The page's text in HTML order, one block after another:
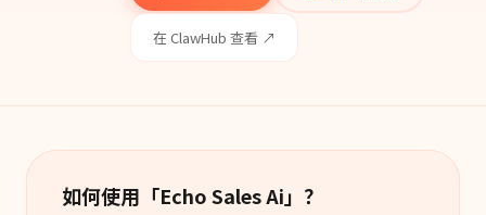
在 ClawHub 查看 ↗
如何使用「Echo Sales Ai」？